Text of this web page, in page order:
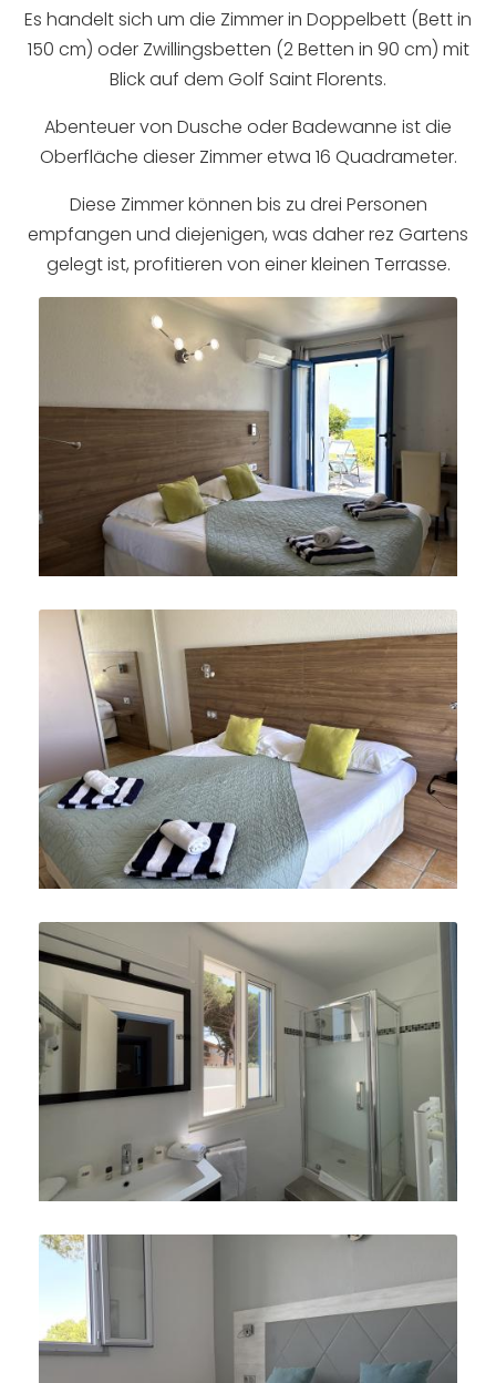
Es handelt sich um die Zimmer in Doppelbett (Bett in
150 cm) oder Zwillingsbetten (2 Betten in 90 cm) mit
Blick auf dem Golf Saint Florents.
Abenteuer von Dusche oder Badewanne ist die
Oberfläche dieser Zimmer etwa 16 Quadrameter.
Diese Zimmer können bis zu drei Personen
empfangen und diejenigen, was daher rez Gartens
gelegt ist, profitieren von einer kleinen Terrasse.